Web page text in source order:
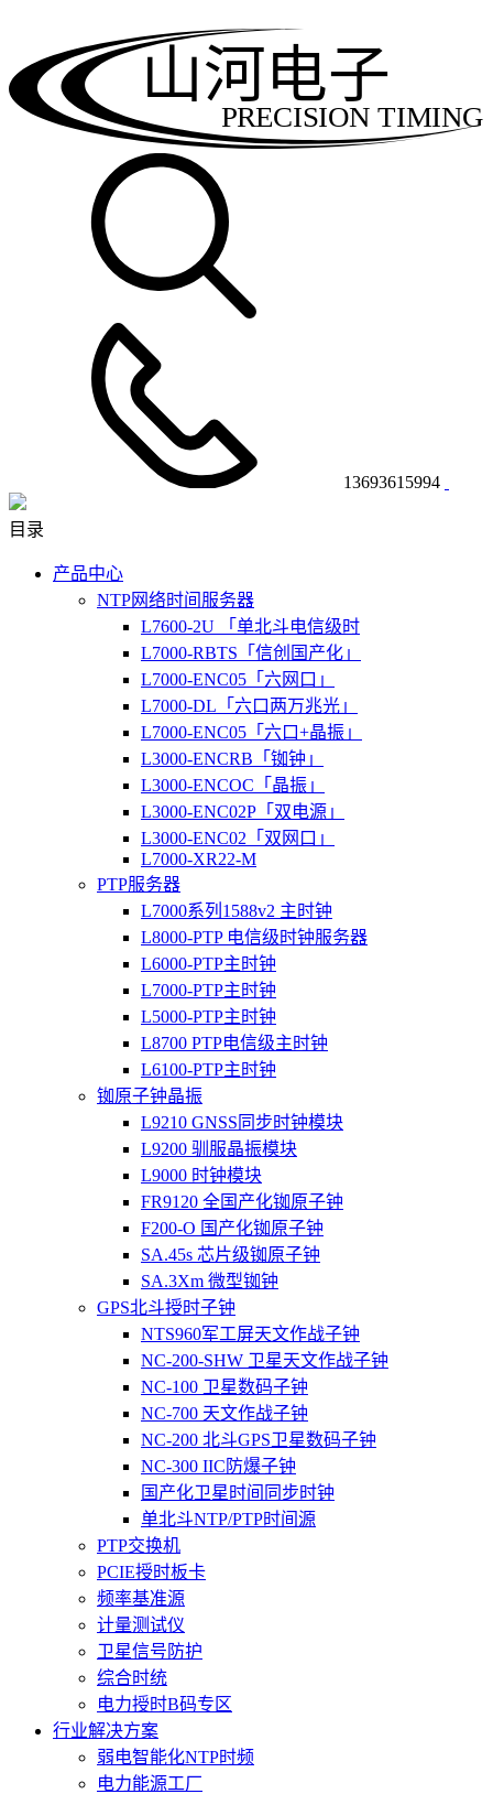
PRECISION TIMING
山河电子
13693615994
目录
产品中心
NTP网络时间服务器
L7600-2U 「单北斗电信级时
L7000-RBTS「信创国产化」
L7000-ENC05「六网口」
L7000-DL「六口两万兆光」
L7000-ENC05「六口+晶振」
L3000-ENCRB「铷钟」
L3000-ENCOC「晶振」
L3000-ENC02P「双电源」
L3000-ENC02「双网口」
L7000-XR22-M
PTP服务器
L7000系列1588v2 主时钟
L8000-PTP 电信级时钟服务器
L6000-PTP主时钟
L7000-PTP主时钟
L5000-PTP主时钟
L8700 PTP电信级主时钟
L6100-PTP主时钟
铷原子钟晶振
L9210 GNSS同步时钟模块
L9200 驯服晶振模块
L9000 时钟模块
FR9120 全国产化铷原子钟
F200-O 国产化铷原子钟
SA.45s 芯片级铷原子钟
SA.3Xm 微型铷钟
GPS北斗授时子钟
NTS960军工屏天文作战子钟
NC-200-SHW 卫星天文作战子钟
NC-100 卫星数码子钟
NC-700 天文作战子钟
NC-200 北斗GPS卫星数码子钟
NC-300 IIC防爆子钟
国产化卫星时间同步时钟
单北斗NTP/PTP时间源
PTP交换机
PCIE授时板卡
频率基准源
计量测试仪
卫星信号防护
综合时统
电力授时B码专区
行业解决方案
弱电智能化NTP时频
电力能源工厂